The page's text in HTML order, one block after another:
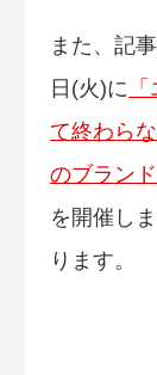
また、記
日(火)に
て終わら
のブラン
を開催し
ります。